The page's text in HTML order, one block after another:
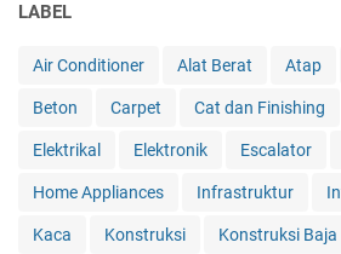
LABEL
Air Conditioner Alat Berat Atap
Beton Carpet Cat dan Finishing
Elektrikal Elektronik Escalator
Home Appliances Infrastruktur
Kaca Konstruksi Konstruksi Baja